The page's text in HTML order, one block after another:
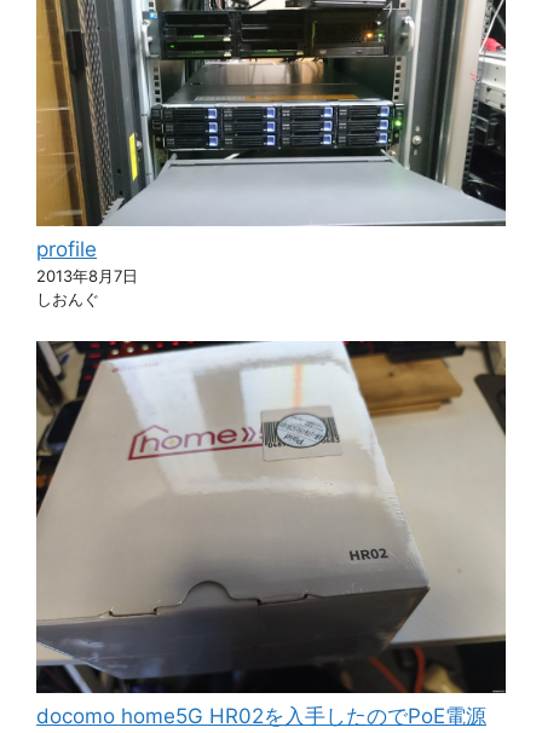
profile
2013年8月7日
しおんぐ
docomo home5G HR02を入手したのでPoE電源